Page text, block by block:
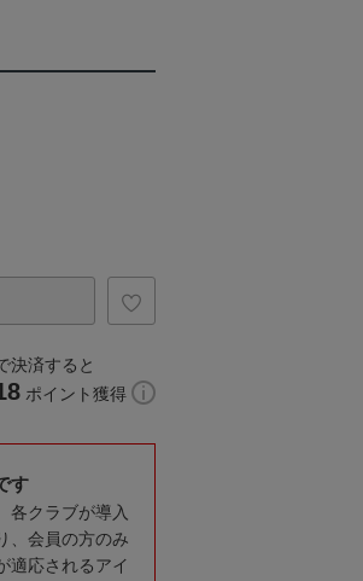
決済すると
ポイント獲得
す
各クラブが導入
、会員の方のみ
適応されるアイ